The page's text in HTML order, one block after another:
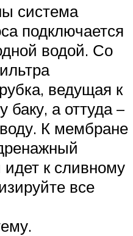
система
подключается
водой. Со
ведущая к
баку, а оттуда –
К мембране
к сливному
все